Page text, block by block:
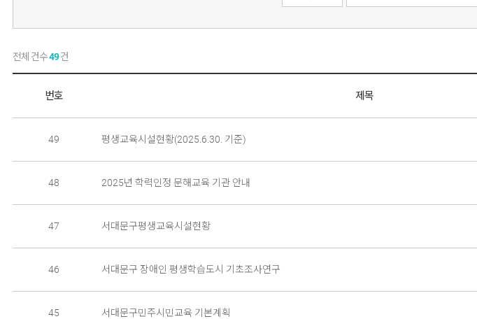
베테랑
홍보물
자유게시판
회원가입
전체 건수49건
번호 제목
49 평생교육시설현황(2025.6.30. 기준)
48 2025년 학력인정 문해교육 기관 안내
47 서대문구평생교육시설현황
46 서대문구 장애인 평생학습도시 기초조사연구
45 서대문구민주시민교육 기본계획